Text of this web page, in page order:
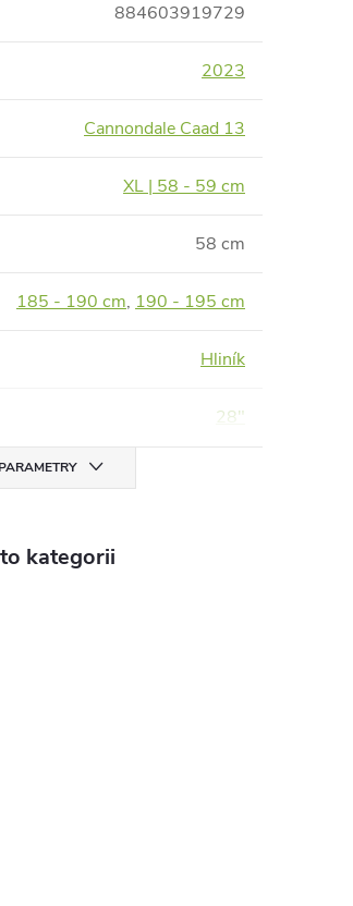
884603919729
2023
Cannondale Caad 13
XL | 58 - 59 cm
58 cm
185 - 190 cm, 190 - 195 cm
Hliník
28"
kategorii